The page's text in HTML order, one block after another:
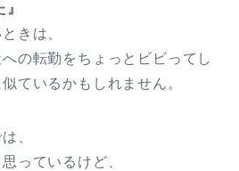
きは、
の転勤をちょっとビビってし
ているかもしれません。
、
っているけど、